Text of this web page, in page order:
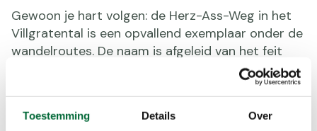
Toestemming Details Over
Gewoon je hart volgen: de Herz-Ass-Weg in het
Villgratental is een opvallend exemplaar onder de
wandelroutes. De naam is afgeleid van het feit
dat de 50 bergtoppen die het dal omsluiten van
bovenaf gezien de vorm van een hart hebben.
Dagetappes